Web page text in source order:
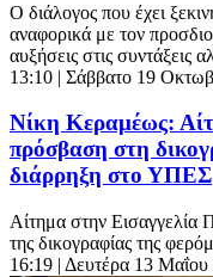
Ο διάλογος που έχει
αναφορικά με τον
αυξήσεις στις συντάξεις
13:10 | Σάββατο 19
Νίκη Κεραμέως:
πρόσβαση στη
διάρρηξη στο ΥΠΕΣ
Αίτημα στην
της δικογραφίας της
16:19 | Δευτέρα 13 Μαΐου